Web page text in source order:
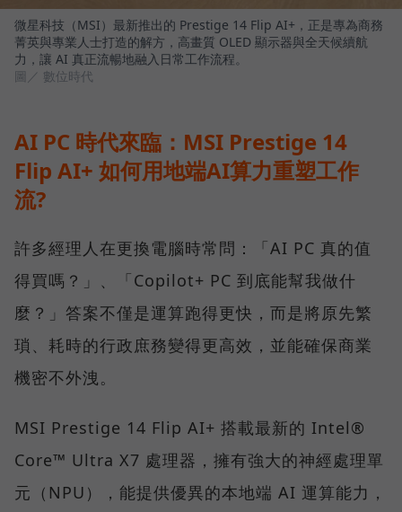
微星科技（MSI）最新推出的 Prestige 14 Flip AI+，正是專為商務
菁英與專業人士打造的解方，高畫質 OLED 顯示器與全天候續航
力，讓 AI 真正流暢地融入日常工作流程。
圖／ 數位時代
AI PC 時代來臨：MSI Prestige 14
Flip AI+ 如何用地端AI算力重塑工作
流?
許多經理人在更換電腦時常問：「AI PC 真的值
得買嗎？」、「Copilot+ PC 到底能幫我做什
麼？」答案不僅是運算跑得更快，而是將原先繁
瑣、耗時的行政庶務變得更高效，並能確保商業
機密不外洩。
MSI Prestige 14 Flip AI+ 搭載最新的 Intel®
Core™ Ultra X7 處理器，擁有強大的神經處理單
元（NPU），能提供優異的本地端 AI 運算能力，